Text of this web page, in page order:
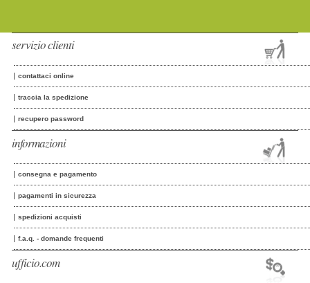
servizio clienti
contattaci online
traccia la spedizione
recupero password
informazioni
consegna e pagamento
pagamenti in sicurezza
spedizioni acquisti
f.a.q. - domande frequenti
ufficio.com